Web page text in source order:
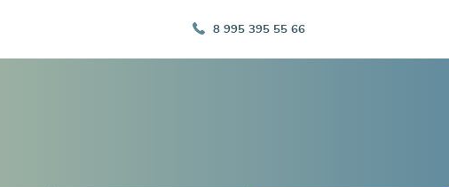
8 995 395 55 66